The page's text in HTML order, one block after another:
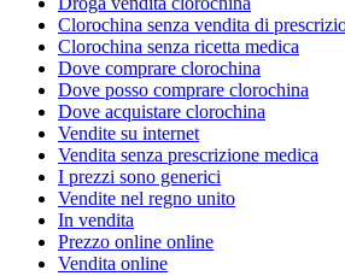
Clorochina senza vendita di
Clorochina senza ricetta medica
Dove comprare clorochina
Dove posso comprare clorochina
Dove acquistare clorochina
Vendite su internet
Vendita senza prescrizione medica
I prezzi sono generici
Vendite nel regno unito
In vendita
Prezzo online online
Vendita online